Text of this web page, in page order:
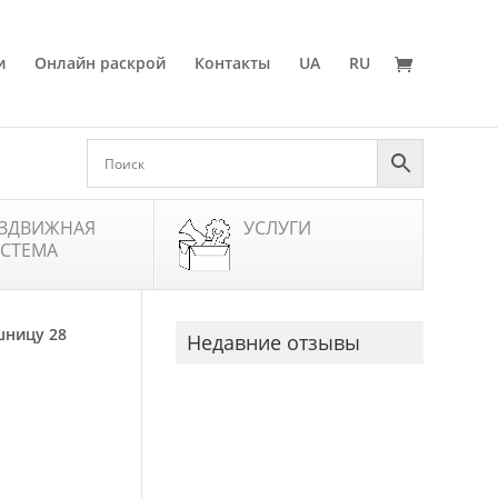
Онлайн раскрой Контакты UA RU
УСЛУГИ
28 Недавние отзывы